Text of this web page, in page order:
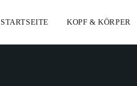
STARTSEITE KOPF & KÖRPER